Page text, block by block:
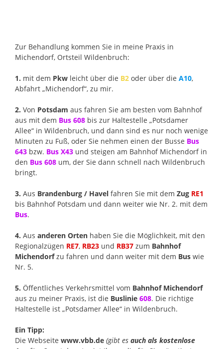
Zur Behandlung kommen Sie in meine Praxis in
Michendorf, Ortsteil Wildenbruch:
1. mit dem Pkw leicht über die B2 oder über die A10,
Abfahrt „Michendorf“, zu mir.
2. Von Potsdam aus fahren Sie am besten vom Bahnhof
aus mit dem Bus 608 bis zur Haltestelle „Potsdamer
Allee“ in Wildenbruch, und dann sind es nur noch wenige
Minuten zu Fuß, oder Sie nehmen einen der Busse Bus
643 bzw. Bus X43 und steigen am Bahnhof Michendorf in
den Bus 608 um, der Sie dann schnell nach Wildenbruch
bringt.
3. Aus Brandenburg / Havel fahren Sie mit dem Zug RE1
bis Bahnhof Potsdam und dann weiter wie Nr. 2. mit dem
Bus.
4. Aus anderen Orten haben Sie die Möglichkeit, mit den
Regionalzügen RE7, RB23 und RB37 zum Bahnhof
Michendorfzu fahren und dann weiter mit dem Bus wie
Nr. 5.
5. Öffentliches Verkehrsmittel vom Bahnhof Michendorf
aus zu meiner Praxis, ist die Buslinie 608. Die richtige
Haltestelle ist „Potsdamer Allee“ in Wildenbruch.
Ein Tipp:
Die Webseite www.vbb.de (gibt es auch als kostenlose